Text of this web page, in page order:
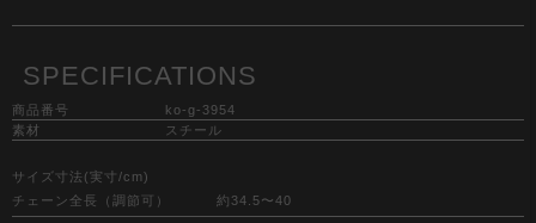
SPECIFICATIONS
商品番号
ko-g-3954
素材
スチール
サイズ寸法(実寸/cm)
チェーン全長（調節可）
約34.5〜40